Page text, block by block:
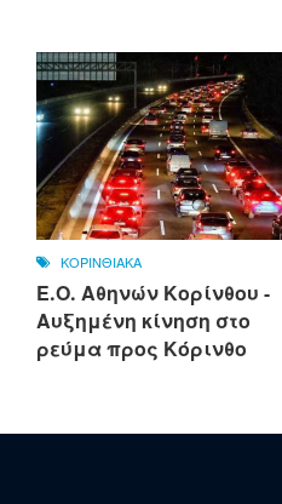
ΚΟΡΙΝΘΙΑΚΑ
Ε.Ο. Αθηνών Κορίνθου -
Αυξημένη κίνηση στο
ρεύμα προς Κόρινθο